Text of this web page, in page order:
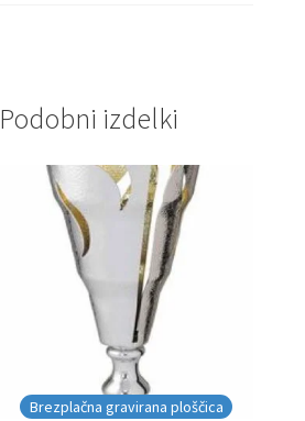
Podobni izdelki
Brezplačna gravirana ploščica